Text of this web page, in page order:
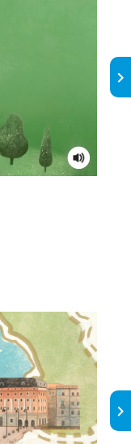
keyboard_arrow_right
keyboard_arrow_right